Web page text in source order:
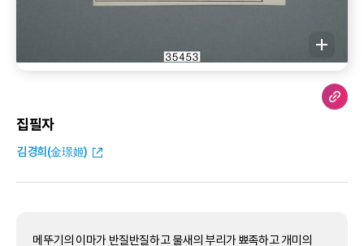
집필자
김경희(金璟姬)
메뚜기의 이마가 반질반질하고 물새의 부리가 뾰족하고 개미의